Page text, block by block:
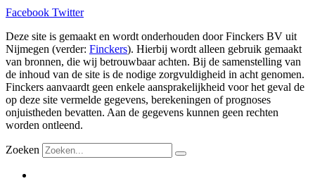
Facebook Twitter
Deze site is gemaakt en wordt onderhouden door Finckers BV uit
Nijmegen (verder: Finckers). Hierbij wordt alleen gebruik gemaakt
van bronnen, die wij betrouwbaar achten. Bij de samenstelling van
de inhoud van de site is de nodige zorgvuldigheid in acht genomen.
Finckers aanvaardt geen enkele aansprakelijkheid voor het geval de
op deze site vermelde gegevens, berekeningen of prognoses
onjuistheden bevatten. Aan de gegevens kunnen geen rechten
worden ontleend.
Zoeken